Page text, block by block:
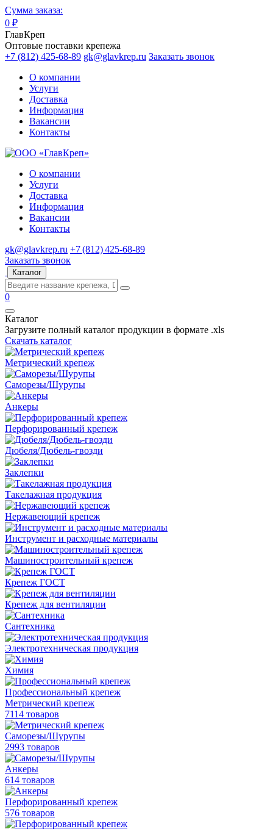
Сумма заказа:
0 ₽
ГлавКреп
Оптовые поставки крепежа
+7 (812) 425-68-89 gk@glavkrep.ru Заказать звонок
О компании
Услуги
Доставка
Информация
Вакансии
Контакты
О компании
Услуги
Доставка
Информация
Вакансии
Контакты
gk@glavkrep.ru +7 (812) 425-68-89
Заказать звонок
Каталог
0
Каталог
Загрузите полный каталог продукции в формате .xls
Скачать каталог
Метрический крепеж
Саморезы/Шурупы
Анкеры
Перфорированный крепеж
Дюбеля/Дюбель-гвозди
Заклепки
Такелажная продукция
Нержавеющий крепеж
Инструмент и расходные материалы
Машиностроительный крепеж
Крепеж ГОСТ
Крепеж для вентиляции
Сантехника
Электротехническая продукция
Химия
Профессиональный крепеж
Метрический крепеж
7114 товаров
Саморезы/Шурупы
2993 товаров
Анкеры
614 товаров
Перфорированный крепеж
576 товаров